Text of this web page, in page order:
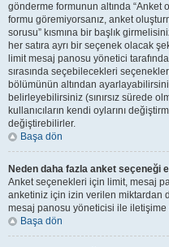
gönderme formunun altında
formu göremiyorsanız, anket
sorusu” kısmına bir başlık
her satıra ayrı bir seçenek olacak
limit mesaj panosu yönetici
sırasında seçebilecekleri
bölümünün altından
belirleyebilirsiniz (sınırsız sürede
kullanıcıların kendi oylarını
değiştirebilirler.
Başa dön
Neden daha fazla anket seçeneği
Anket seçenekleri için limit, mesaj
anketiniz için izin verilen miktardan
mesaj panosu yöneticisi ile iletişime
Başa dön